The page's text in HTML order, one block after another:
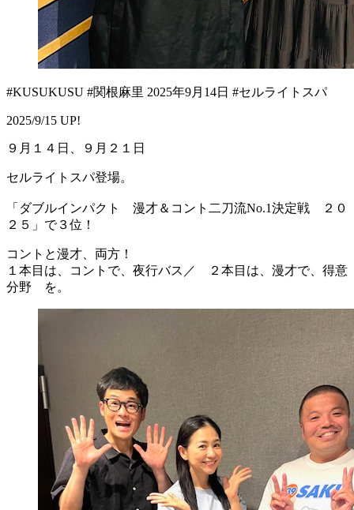
#KUSUKUSU #関根麻里 2025年9月14日 #セルライトスパ
2025/9/15 UP!
９月１４日、９月２１日
セルライトスパ登場。
「ダブルインパクト 漫才＆コント二刀流No.1決定戦 ２０
２５」で３位！
コントと漫才、両方！
１本目は、コントで、夜行バス／ ２本目は、漫才で、得意
分野 を。